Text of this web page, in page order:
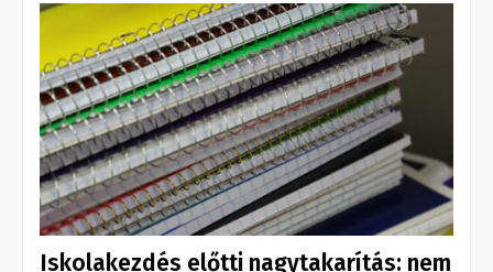
Iskolakezdés előtti nagytakarítás: nem